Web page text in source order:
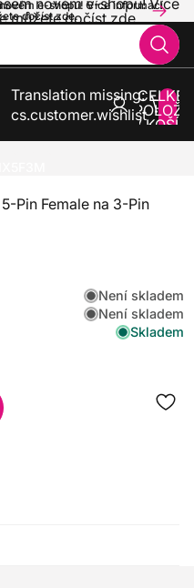
e-shopu! Více informací
dočíst zde.
novém e-shopu! Více
můžete dočíst zde.
Translation missing:
cs.customer.wishlist
V
0
Pin Female na 3-Pin
Není skladem
Není skladem
Skladem